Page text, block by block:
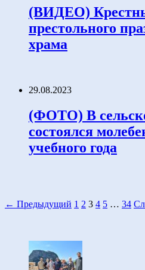
(ВИДЕО)
престольного
храма
29.08.2023
(ФОТО) В
состоялся
учебного года
← Предыдущий 1 2 3 4 5 … 34